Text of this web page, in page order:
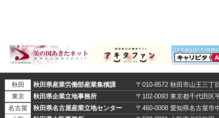
秋田 秋田県産業労働部産業集積課
〒010-8572 秋田市山王三丁
東京
秋田県企業立地事務所
〒102-0093 東京都千代田区
名古屋
秋田県名古屋産業立地センター
〒460-0008 愛知県名古屋市